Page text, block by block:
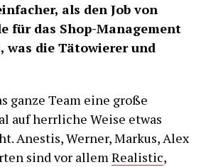
als den Job von
für das Shop-Management
was die Tätowierer und
ganze Team eine große
auf herrliche Weise etwas
Anestis, Werner, Markus, Alex
sind vor allemRealistic,